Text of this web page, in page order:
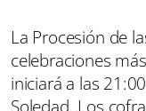
La Procesión de
celebraciones
iniciará a las
Soledad. Los